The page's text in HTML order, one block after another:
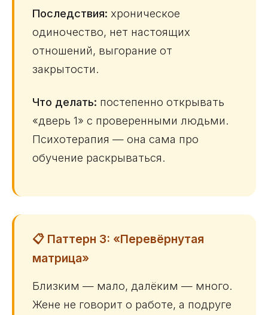
Последствия: хроническое
одиночество, нет настоящих
отношений, выгорание от
закрытости.
Что делать: постепенно открывать
«дверь 1» с проверенными людьми.
Психотерапия — она сама про
обучение раскрываться.
📋 Паттерн 3: «Перевёрнутая
матрица»
Близким — мало, далёким — много.
Жене не говорит о работе, а подруге